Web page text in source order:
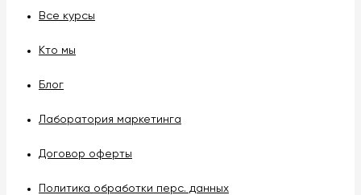
Все курсы
Кто мы
Блог
Лаборатория маркетинга
Договор оферты
Политика обработки перс. данных